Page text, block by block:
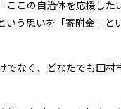
ここの自治体を応援した
いう思いを「寄附金」と
でなく、どなたでも田村